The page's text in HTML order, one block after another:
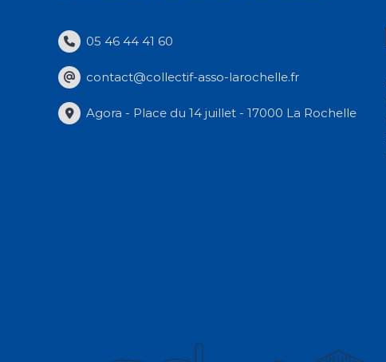
05 46 44 41 60
contact@collectif-asso-larochelle.fr
Agora - Place du 14 juillet - 17000 La Rochelle